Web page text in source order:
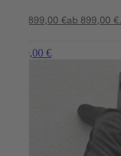
ab 899,00 €ab 899,00 €.
ab 349,00 €